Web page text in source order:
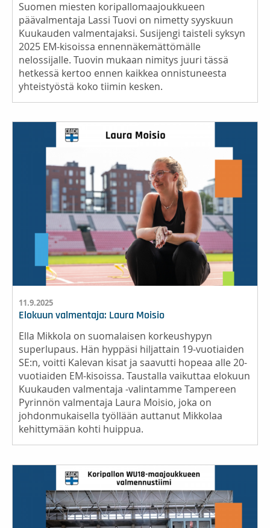
Suomen miesten koripallomaajoukkueen
päävalmentaja Lassi Tuovi on nimetty syyskuun
Kuukauden valmentajaksi. Susijengi taisteli syksyn
2025 EM-kisoissa ennennäkemättömälle
nelossijalle. Tuovin mukaan nimitys juuri tässä
hetkessä kertoo ennen kaikkea onnistuneesta
yhteistyöstä koko tiimin kesken.
11.9.2025
Elokuun valmentaja: Laura Moisio
Ella Mikkola on suomalaisen korkeushypyn
superlupaus. Hän hyppäsi hiljattain 19-vuotiaiden
SE:n, voitti Kalevan kisat ja saavutti hopeaa alle 20-
vuotiaiden EM-kisoissa. Taustalla vaikuttaa elokuun
Kuukauden valmentaja -valintamme Tampereen
Pyrinnön valmentaja Laura Moisio, joka on
johdonmukaisella työllään auttanut Mikkolaa
kehittymään kohti huippua.